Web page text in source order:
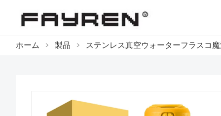
ホーム > 製品 > ステンレス真空ウォーターフラスコ